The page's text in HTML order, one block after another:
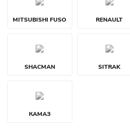
MITSUBISHI FUSO RENAULT
SHACMAN SITRAK
КАМАЗ